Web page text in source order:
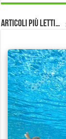
Articoli più Letti…